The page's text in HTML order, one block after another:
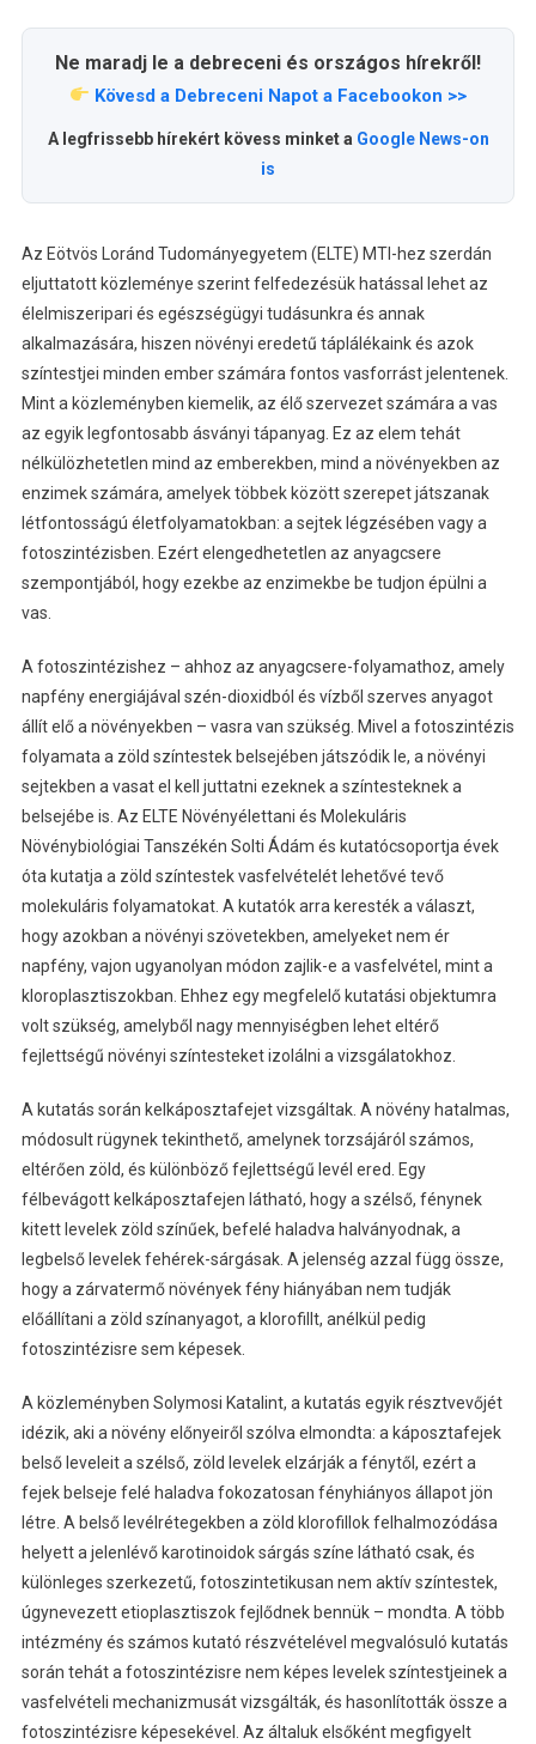
Ne maradj le a debreceni és országos hírekről!
Kövesd a Debreceni Napot a Facebookon >>
A legfrissebb hírekért kövess minket a Google News-on
is
Az Eötvös Loránd Tudományegyetem (ELTE) MTI-hez szerdán
eljuttatott közleménye szerint felfedezésük hatással lehet az
élelmiszeripari és egészségügyi tudásunkra és annak
alkalmazására, hiszen növényi eredetű táplálékaink és azok
színtestjei minden ember számára fontos vasforrást jelentenek.
Mint a közleményben kiemelik, az élő szervezet számára a vas
az egyik legfontosabb ásványi tápanyag. Ez az elem tehát
nélkülözhetetlen mind az emberekben, mind a növényekben az
enzimek számára, amelyek többek között szerepet játszanak
létfontosságú életfolyamatokban: a sejtek légzésében vagy a
fotoszintézisben. Ezért elengedhetetlen az anyagcsere
szempontjából, hogy ezekbe az enzimekbe be tudjon épülni a
vas.
A fotoszintézishez – ahhoz az anyagcsere-folyamathoz, amely
napfény energiájával szén-dioxidból és vízből szerves anyagot
állít elő a növényekben – vasra van szükség. Mivel a fotoszintézis
folyamata a zöld színtestek belsejében játszódik le, a növényi
sejtekben a vasat el kell juttatni ezeknek a színtesteknek a
belsejébe is. Az ELTE Növényélettani és Molekuláris
Növénybiológiai Tanszékén Solti Ádám és kutatócsoportja évek
óta kutatja a zöld színtestek vasfelvételét lehetővé tevő
molekuláris folyamatokat. A kutatók arra keresték a választ,
hogy azokban a növényi szövetekben, amelyeket nem ér
napfény, vajon ugyanolyan módon zajlik-e a vasfelvétel, mint a
kloroplasztiszokban. Ehhez egy megfelelő kutatási objektumra
volt szükség, amelyből nagy mennyiségben lehet eltérő
fejlettségű növényi színtesteket izolálni a vizsgálatokhoz.
A kutatás során kelkáposztafejet vizsgáltak. A növény hatalmas,
módosult rügynek tekinthető, amelynek torzsájáról számos,
eltérően zöld, és különböző fejlettségű levél ered. Egy
félbevágott kelkáposztafejen látható, hogy a szélső, fénynek
kitett levelek zöld színűek, befelé haladva halványodnak, a
legbelső levelek fehérek-sárgásak. A jelenség azzal függ össze,
hogy a zárvatermő növények fény hiányában nem tudják
előállítani a zöld színanyagot, a klorofillt, anélkül pedig
fotoszintézisre sem képesek.
A közleményben Solymosi Katalint, a kutatás egyik résztvevőjét
idézik, aki a növény előnyeiről szólva elmondta: a káposztafejek
belső leveleit a szélső, zöld levelek elzárják a fénytől, ezért a
fejek belseje felé haladva fokozatosan fényhiányos állapot jön
létre. A belső levélrétegekben a zöld klorofillok felhalmozódása
helyett a jelenlévő karotinoidok sárgás színe látható csak, és
különleges szerkezetű, fotoszintetikusan nem aktív színtestek,
úgynevezett etioplasztiszok fejlődnek bennük – mondta. A több
intézmény és számos kutató részvételével megvalósuló kutatás
során tehát a fotoszintézisre nem képes levelek színtestjeinek a
vasfelvételi mechanizmusát vizsgálták, és hasonlították össze a
fotoszintézisre képesekével. Az általuk elsőként megfigyelt